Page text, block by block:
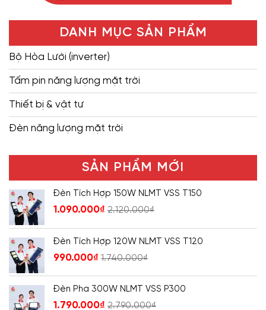
DANH MỤC SẢN PHẨM
Bộ Hòa Lưới (inverter)
Tấm pin năng lượng mặt trời
Thiết bị & vật tư
Đèn năng lượng mặt trời
SẢN PHẨM MỚI
Đèn Tích Hợp 150W NLMT VSS T150
1.090.000₫ 2.120.000₫
Đèn Tích Hợp 120W NLMT VSS T120
990.000₫ 1.740.000₫
Đèn Pha 300W NLMT VSS P300
1.790.000₫ 2.790.000₫